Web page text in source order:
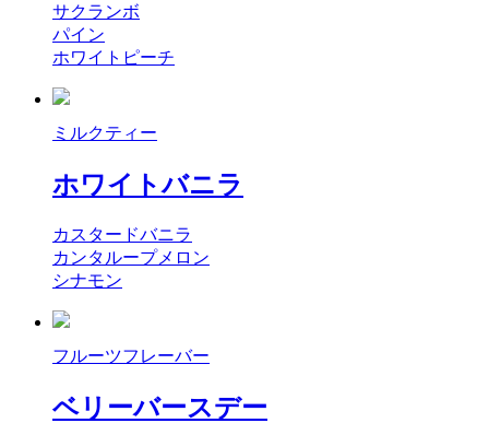
サクランボ
パイン
ホワイトピーチ
ミルクティー
ホワイトバニラ
カスタードバニラ
カンタループメロン
シナモン
フルーツフレーバー
ベリーバースデー